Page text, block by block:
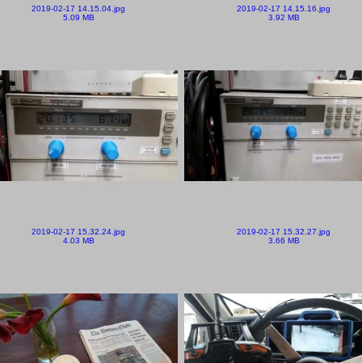
2019-02-17 14.15.04.jpg
5.09 MB
2019-02-17 14.15.16.jpg
3.92 MB
2019-02-17 15.32.24.jpg
4.03 MB
2019-02-17 15.32.27.jpg
3.66 MB